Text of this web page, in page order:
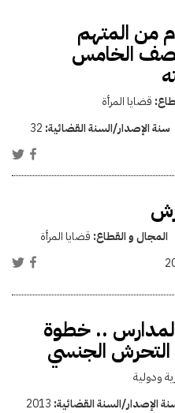
من المتهم
الخامس
قضايا المرأة
سنة الإصدار/السنة القضائية: 32
المجال و القطاع: قضايا المرأة
المدارس .. خطوة
الجنسي
ودولية
الإصدار/السنة القضائية: 2013